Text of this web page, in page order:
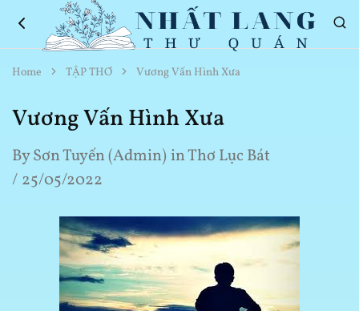
Nhất
Lang
Quán
Thơ
Hay
Cuộc
Sống
Home TẬP THƠ Vương Vấn Hình Xưa
Vương Vấn Hình Xưa
BySơn Tuyến (Admin) inThơ Lục Bát
25/05/2022